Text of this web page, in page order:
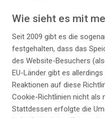
Wie sieht es mit
Seit 2009 gibt es die
festgehalten, dass das
des Website-Besuchers
EU-Länder gibt es
Reaktionen auf diese
Cookie-Richtlinien nicht als
Stattdessen erfolgte die